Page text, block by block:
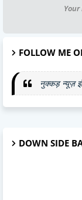
Your
FOLLOW ME
नुक्कड़ न्यूज़
DOWN SIDE